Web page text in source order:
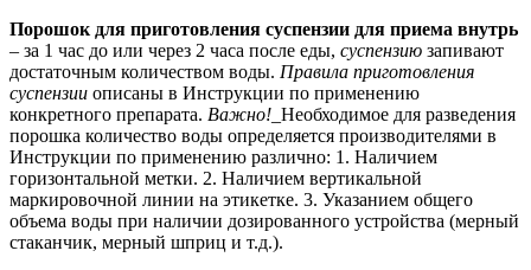
Порошок для приготовления суспензии для приема внутрь
– за 1 час до или через 2 часа после еды, суспензию запивают
достаточным количеством воды. Правила приготовления
суспензии описаны в Инструкции по применению
конкретного препарата. Важно!_ Необходимое для разведения
порошка количество воды определяется производителями в
Инструкции по применению различно: 1. Наличием
горизонтальной метки. 2. Наличием вертикальной
маркировочной линии на этикетке. 3. Указанием общего
объема воды при наличии дозированного устройства (мерный
стаканчик, мерный шприц и т.д.).